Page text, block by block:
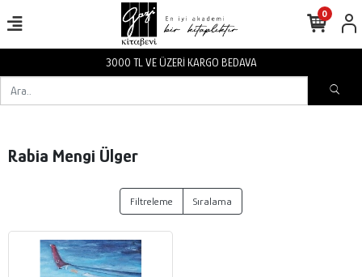
3000 TL VE ÜZERİ KARGO BEDAVA
0
Rabia Mengi Ülger
Filtreleme Sıralama